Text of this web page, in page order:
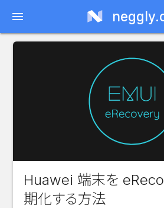
menu
Huawei 端末を
期化する方法